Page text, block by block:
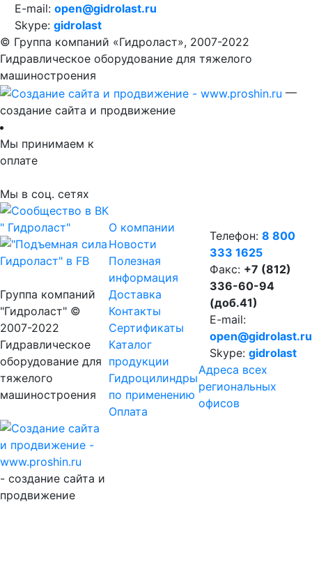
E-mail: open@gidrolast.ru
Skype: gidrolast
© Группа компаний «Гидроласт», 2007-2022
Гидравлическое оборудование для тяжелого
машиностроения
—
создание сайта и продвижение
Мы принимаем к
оплате
Мы в соц. сетях
Группа компаний
"Гидроласт" ©
2007-2022
Гидравлическое
оборудование для
тяжелого
машиностроения
- создание сайта и
продвижение
О компании
Новости
Полезная
информация
Доставка
Контакты
Сертификаты
Каталог
продукции
Гидроцилиндры
по применению
Оплата
Телефон: 8 800
333 1625
Факс: +7 (812)
336-60-94
(доб.41)
E-mail:
open@gidrolast.ru
Skype: gidrolast
Адреса всех
региональных
офисов